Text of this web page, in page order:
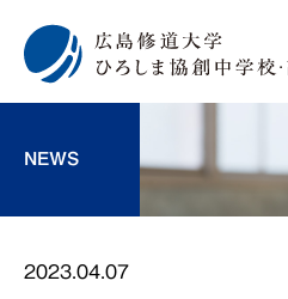
NEWS
2023.04.07